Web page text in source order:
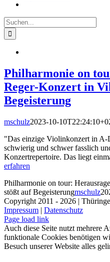
Suche
nach:
Philharmonie on
Reger-Konzert in
Begeisterung
mschulz2023-10-
"Das einzige Violinkonzert in
schwierig und schwer fasslich
Konzertrepertoire. Das liegt
erfahren
Philharmonie on tour:
stößt auf Begeisterungmschulz
Copyright 2011 - 2026 |
Impressum | Datenschutz
Facebook
Instagram
WhatsApp
YouTube
E-
Mail
Telefon
Page load link
Auch diese Seite nutzt mehrere
funktionale Cookies benötigen
Besuch unserer Website alles